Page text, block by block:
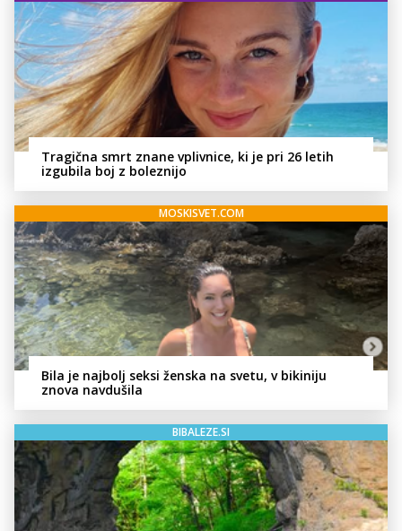
Tragična smrt znane vplivnice, ki je pri 26 letih
izgubila boj z boleznijo
MOSKISVET.COM
Bila je najbolj seksi ženska na svetu, v bikiniju
znova navdušila
BIBALEZE.SI